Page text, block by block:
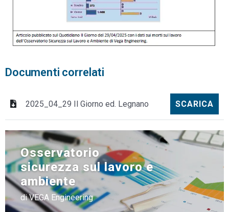
Documenti correlati
2025_04_29 Il Giorno ed. Legnano SCARICA
Osservatorio
sicurezza sul lavoro e
ambiente
di VEGA Engineering